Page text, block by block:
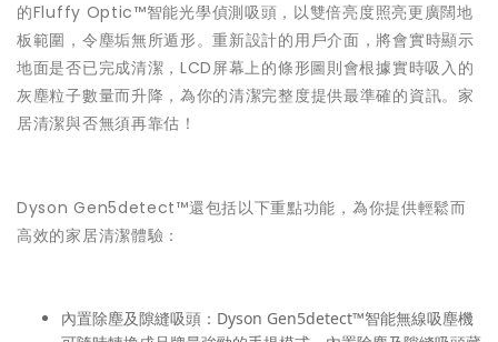
的Fluffy Optic™智能光學偵測吸頭，以雙倍亮度照亮更廣闊地
板範圍，令塵垢無所遁形。重新設計的用戶介面，將會實時顯示
地面是否已完成清潔，LCD屏幕上的條形圖則會根據實時吸入的
灰塵粒子數量而升降，為你的清潔完整度提供最準確的資訊。家
居清潔與否無須再靠估！
Dyson Gen5detect™還包括以下重點功能，為你提供輕鬆而
高效的家居清潔體驗：
內置除塵及隙縫吸頭：Dyson Gen5detect™智能無線吸塵機